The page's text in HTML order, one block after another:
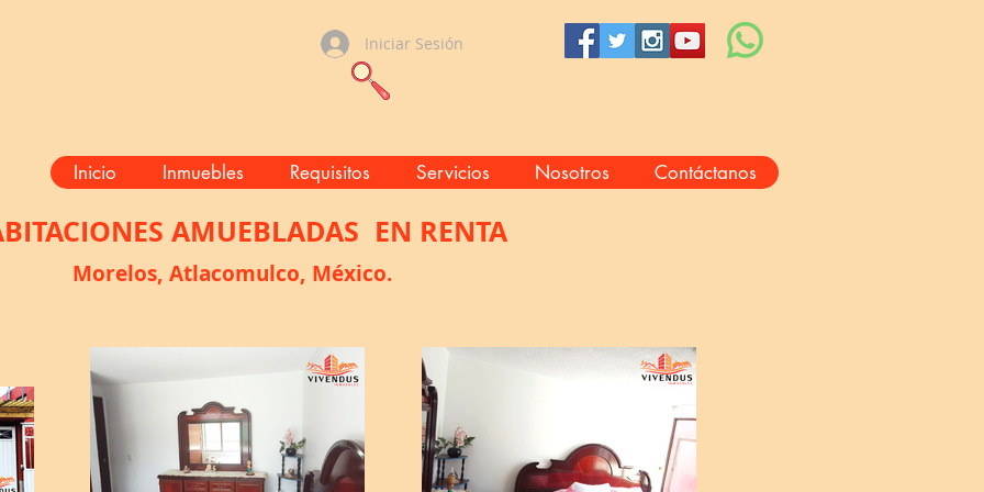
Iniciar Sesión
Inicio Inmuebles Requisitos Servicios Nosotros Contáctanos
AMUEBLADAS EN RENTA
Morelos, Atlacomulco, México.